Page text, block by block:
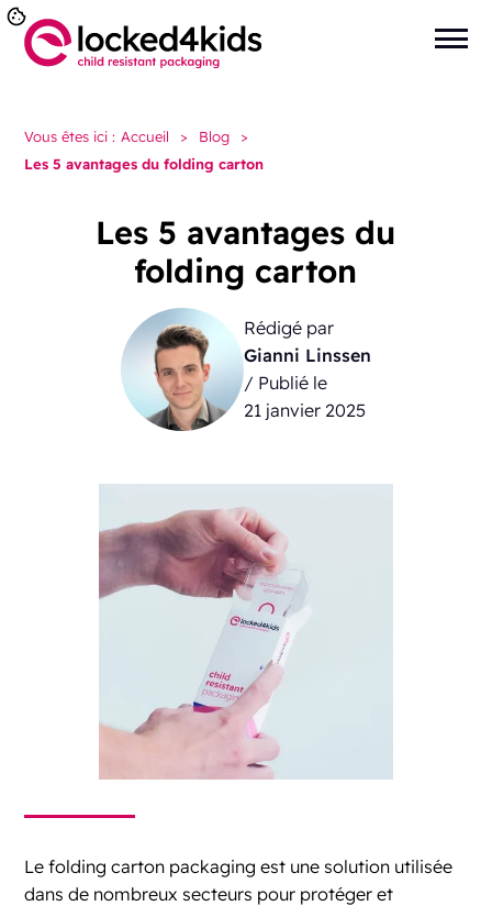
Vous êtes ici : Accueil > Blog
>
Les 5 avantages du folding carton
Les 5 avantages du
folding carton
Rédigé par
Gianni Linssen
/ Publié le
21 janvier 2025
Le folding carton packaging est une solution utilisée
dans de nombreux secteurs pour protéger et